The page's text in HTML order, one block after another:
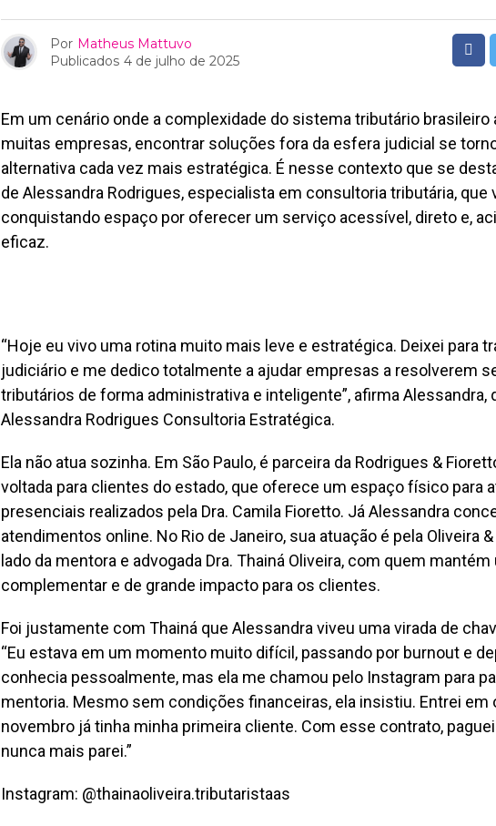
Por Matheus Mattuvo
Publicados 4 de julho de 2025
Em um cenário onde a complexidade do sistema tributário brasileiro
muitas empresas, encontrar soluções fora da esfera judicial se
alternativa cada vez mais estratégica. É nesse contexto que se
de Alessandra Rodrigues, especialista em consultoria tributária, que
conquistando espaço por oferecer um serviço acessível, direto e,
eficaz.
“Hoje eu vivo uma rotina muito mais leve e estratégica. Deixei para
judiciário e me dedico totalmente a ajudar empresas a resolverem
tributários de forma administrativa e inteligente”, afirma Alessandra,
Alessandra Rodrigues Consultoria Estratégica.
Ela não atua sozinha. Em São Paulo, é parceira da Rodrigues &
voltada para clientes do estado, que oferece um espaço físico para
presenciais realizados pela Dra. Camila Fioretto. Já Alessandra
atendimentos online. No Rio de Janeiro, sua atuação é pela Oliveira
lado da mentora e advogada Dra. Thainá Oliveira, com quem
complementar e de grande impacto para os clientes.
Foi justamente com Thainá que Alessandra viveu uma virada de
“Eu estava em um momento muito difícil, passando por burnout e
conhecia pessoalmente, mas ela me chamou pelo Instagram para
mentoria. Mesmo sem condições financeiras, ela insistiu. Entrei em
novembro já tinha minha primeira cliente. Com esse contrato,
nunca mais parei.”
Instagram: @thainaoliveira.tributaristaas